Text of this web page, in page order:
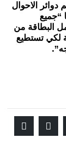
دوائر الاحوال
“جميع
البطاقة من
لكي تستطيع